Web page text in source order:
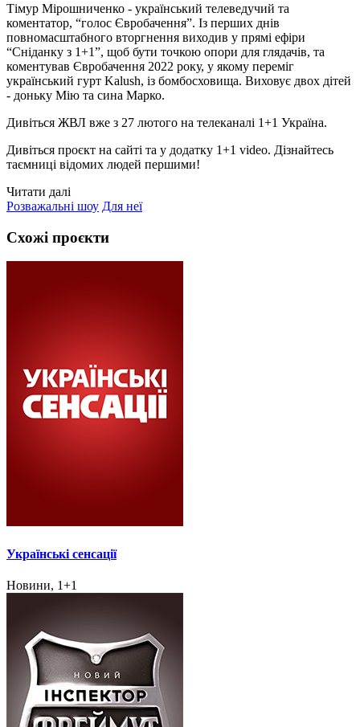
Тімур Мірошниченко - український телеведучий та
коментатор, “голос Євробачення”. Із перших днів
повномасштабного вторгнення виходив у прямі ефіри
“Сніданку з 1+1”, щоб бути точкою опори для глядачів, та
коментував Євробачення 2022 року, у якому переміг
український гурт Kalush, із бомбосховища. Виховує двох дітей
- доньку Мію та сина Марко.
Дивіться ЖВЛ вже з 27 лютого на телеканалі 1+1 Україна.
Дивіться проєкт на сайті та у додатку 1+1 video. Дізнайтесь
таємниці відомих людей першими!
Читати далі
Розважальні шоу Для неї
Схожі проєкти
Українські сенсації
Новини, 1+1